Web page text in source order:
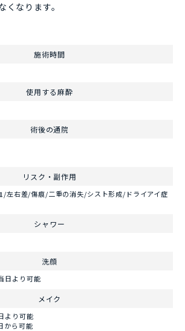
くなります。
施術時間
使用する麻酔
術後の通院
リスク・副作用
/左右差/傷痕/二重の消失/シスト形成/ドライアイ症
シャワー
洗顔
日より可能
メイク
より可能
から可能